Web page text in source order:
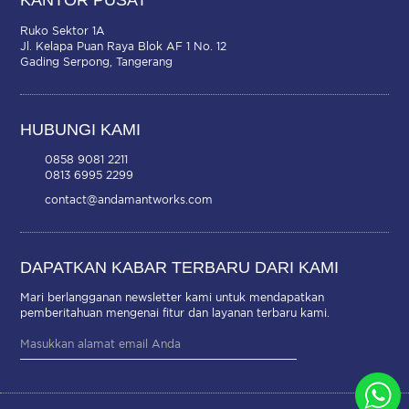
Ruko Sektor 1A
Jl. Kelapa Puan Raya Blok AF 1 No. 12
Gading Serpong, Tangerang
HUBUNGI KAMI
0858 9081 2211
0813 6995 2299
contact@andamantworks.com
DAPATKAN KABAR TERBARU DARI KAMI
Mari berlangganan newsletter kami untuk mendapatkan
pemberitahuan mengenai fitur dan layanan terbaru kami.